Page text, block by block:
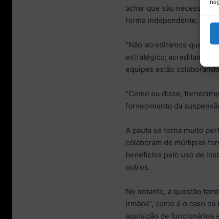
achar que são
forma independente, nós
“Não acreditamos que
estratégico; acreditamos
equipes estão
“Como eu disse,
fornecimento da
A pauta se torna muito
colaboram de múltiplas
benefícios pelo uso de
outros.
No entanto, a questão
irmãos”, como é o caso
aquisição de funcionários